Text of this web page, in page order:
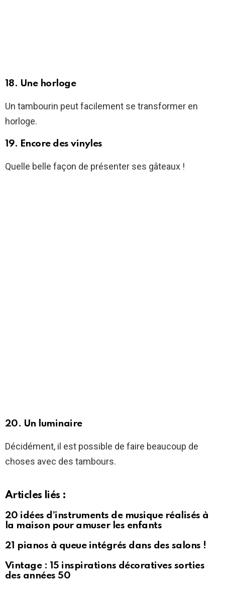
18. Une horloge
Un tambourin peut facilement se transformer en
horloge.
19. Encore des vinyles
Quelle belle façon de présenter ses gâteaux !
20. Un luminaire
Décidément, il est possible de faire beaucoup de
choses avec des tambours.
Articles liés :
20 idées d’instruments de musique réalisés à
la maison pour amuser les enfants
21 pianos à queue intégrés dans des salons !
Vintage : 15 inspirations décoratives sorties
des années 50